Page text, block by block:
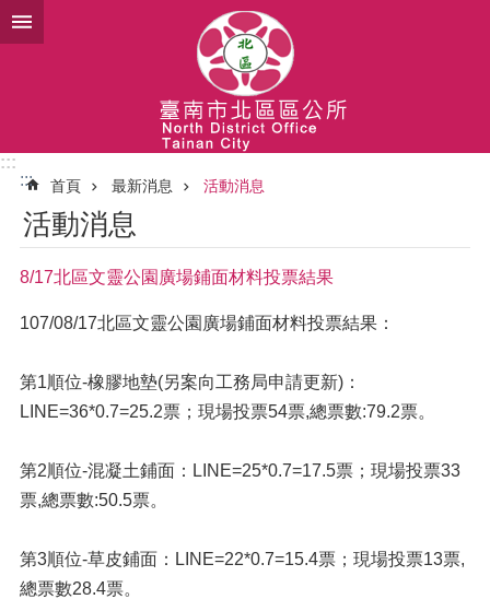
跳到主要內容區塊
:::
:::
首頁 最新消息 活動消息
活動消息
8/17北區文靈公園廣場鋪面材料投票結果
107/08/17北區文靈公園廣場鋪面材料投票結果：
第1順位-橡膠地墊(另案向工務局申請更新)：
LINE=36*0.7=25.2票；現場投票54票,總票數:79.2票。
第2順位-混凝土鋪面：LINE=25*0.7=17.5票；現場投票33
票,總票數:50.5票。
第3順位-草皮鋪面：LINE=22*0.7=15.4票；現場投票13票,
總票數28.4票。